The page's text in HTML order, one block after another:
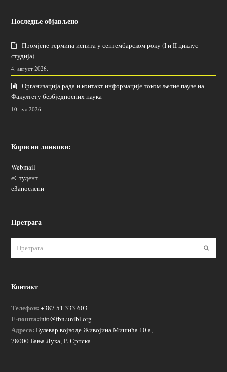
Последње објављено
Промјене термина испита у септембарском року (I и II циклус
студија)
4. август 2026.
Организација рада и контакт информације током љетне паузе на
Факултету безбједносних наука
10. јул 2026.
Корисни линкови:
Webmail
еСтудент
еЗапослени
Претрага
Контакт
Телефон: +387 51 333 603
Е-пошта:info@fbn.unibl.org
Адреса: Булевар војводе Живојина Мишића 10 а,
78000 Бања Лука, Р. Српска